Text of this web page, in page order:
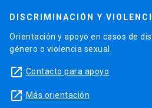
DISCRIMINACIÓN Y
Orientación y apoyo en casos de
género o violencia sexual.
launch Contacto para apoyo
launch Más orientación